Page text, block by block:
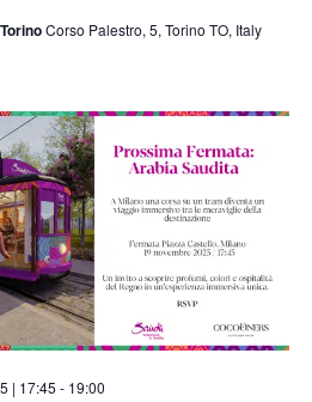
Corso Palestro, 5, Torino TO, Italy
| 17:45 - 19:00